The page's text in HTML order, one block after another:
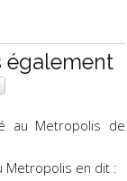
également
au Metropolis de
Metropolis en dit :